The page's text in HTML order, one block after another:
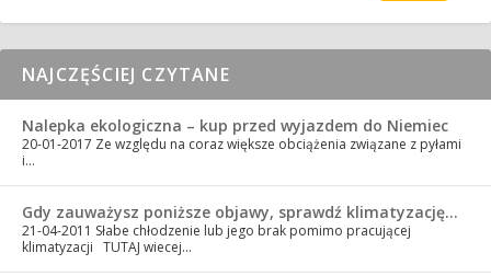
NAJCZĘŚCIEJ CZYTANE
Nalepka ekologiczna – kup przed wyjazdem do Niemiec
20-01-2017 Ze względu na coraz większe obciążenia związane z pyłami
i…
Gdy zauważysz poniższe objawy, sprawdź klimatyzację…
21-04-2011 Słabe chłodzenie lub jego brak pomimo pracującej
klimatyzacji TUTAJ wiecej…